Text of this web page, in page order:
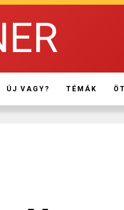
ÚJ VAGY? TÉMÁK